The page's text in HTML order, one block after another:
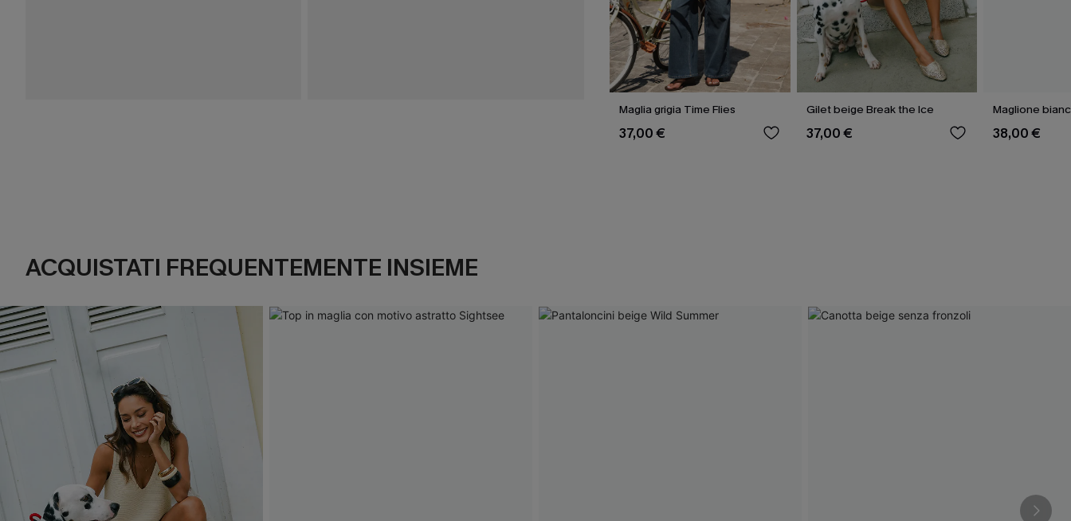
Maglia grigia Time Flies
37,00 €
Gilet beige Break the Ice
37,00 €
Maglione
38,00 €
ACQUISTATI FREQUENTEMENTE INSIEME